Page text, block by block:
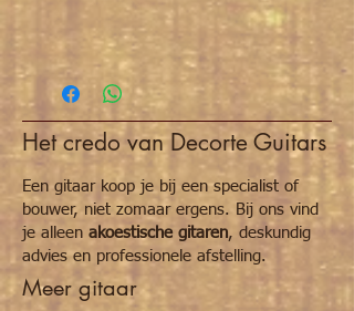
Het credo van Decorte Guitars
Een gitaar koop je bij een specialist of
bouwer, niet zomaar ergens. Bij ons vind
je alleen akoestische gitaren, deskundig
advies en professionele afstelling.
Meer gitaar